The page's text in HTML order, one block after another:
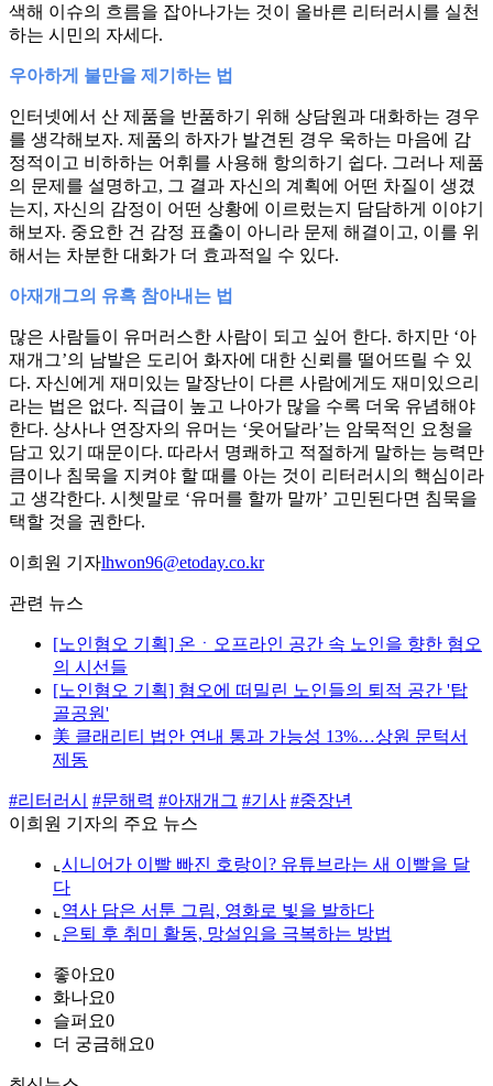
색해 이슈의 흐름을 잡아나가는 것이 올바른 리터러시를 실천
하는 시민의 자세다.
우아하게 불만을 제기하는 법
인터넷에서 산 제품을 반품하기 위해 상담원과 대화하는 경우
를 생각해보자. 제품의 하자가 발견된 경우 욱하는 마음에 감
정적이고 비하하는 어휘를 사용해 항의하기 쉽다. 그러나 제품
의 문제를 설명하고, 그 결과 자신의 계획에 어떤 차질이 생겼
는지, 자신의 감정이 어떤 상황에 이르렀는지 담담하게 이야기
해보자. 중요한 건 감정 표출이 아니라 문제 해결이고, 이를 위
해서는 차분한 대화가 더 효과적일 수 있다.
아재개그의 유혹 참아내는 법
많은 사람들이 유머러스한 사람이 되고 싶어 한다. 하지만 ‘아
재개그’의 남발은 도리어 화자에 대한 신뢰를 떨어뜨릴 수 있
다. 자신에게 재미있는 말장난이 다른 사람에게도 재미있으리
라는 법은 없다. 직급이 높고 나아가 많을 수록 더욱 유념해야
한다. 상사나 연장자의 유머는 ‘웃어달라’는 암묵적인 요청을
담고 있기 때문이다. 따라서 명쾌하고 적절하게 말하는 능력만
큼이나 침묵을 지켜야 할 때를 아는 것이 리터러시의 핵심이라
고 생각한다. 시쳇말로 ‘유머를 할까 말까’ 고민된다면 침묵을
택할 것을 권한다.
이희원 기자lhwon96@etoday.co.kr
관련 뉴스
[노인혐오 기획] 온ㆍ오프라인 공간 속 노인을 향한 혐오
의 시선들
[노인혐오 기획] 혐오에 떠밀린 노인들의 퇴적 공간 '탑
골공원'
美 클래리티 법안 연내 통과 가능성 13%…상원 문턱서
제동
#리터러시 #문해력 #아재개그 #기사 #중장년
이희원 기자의 주요 뉴스
⌞ 시니어가 이빨 빠진 호랑이? 유튜브라는 새 이빨을 달
다
⌞ 역사 담은 서툰 그림, 영화로 빛을 발하다
⌞ 은퇴 후 취미 활동, 망설임을 극복하는 방법
좋아요0
화나요0
슬퍼요0
더 궁금해요0